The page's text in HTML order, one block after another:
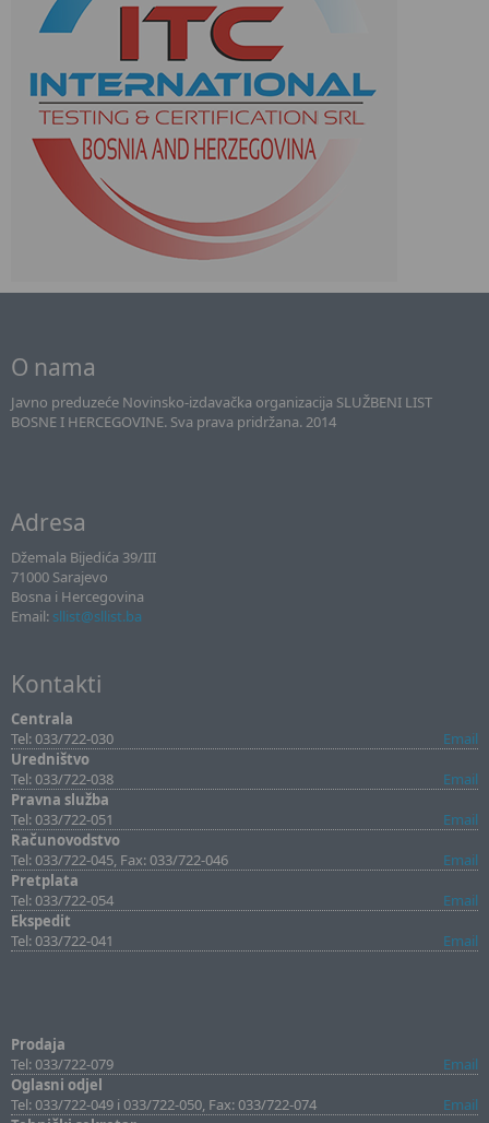
O nama
Javno preduzeće Novinsko-izdavačka organizacija SLUŽBENI LIST
BOSNE I HERCEGOVINE. Sva prava pridržana. 2014
Adresa
Džemala Bijedića 39/III
71000 Sarajevo
Bosna i Hercegovina
Email: sllist@sllist.ba
Kontakti
Centrala
Tel: 033/722-030
Email
Uredništvo
Tel: 033/722-038
Email
Pravna služba
Tel: 033/722-051
Email
Računovodstvo
Tel: 033/722-045, Fax: 033/722-046
Email
Pretplata
Tel: 033/722-054
Email
Ekspedit
Tel: 033/722-041
Email
Prodaja
Tel: 033/722-079
Email
Oglasni odjel
Tel: 033/722-049 i 033/722-050, Fax: 033/722-074
Email